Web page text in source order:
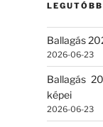
Ballagás
2026-06-23
Ballagás
képei
2026-06-23